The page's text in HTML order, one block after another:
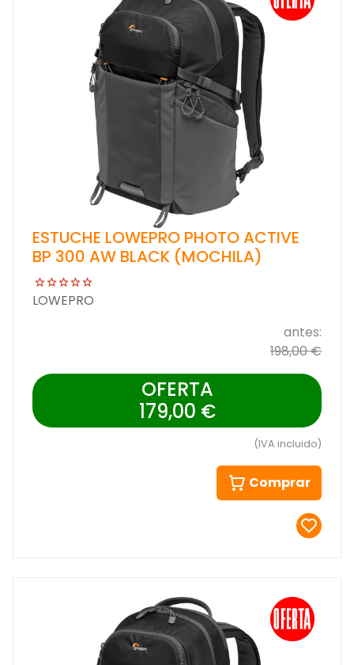
ESTUCHE LOWEPRO PHOTO ACTIVE
BP 300 AW BLACK (MOCHILA)
LOWEPRO
antes:
198,00 €
OFERTA
179,00 €
(IVA incluido)
Comprar